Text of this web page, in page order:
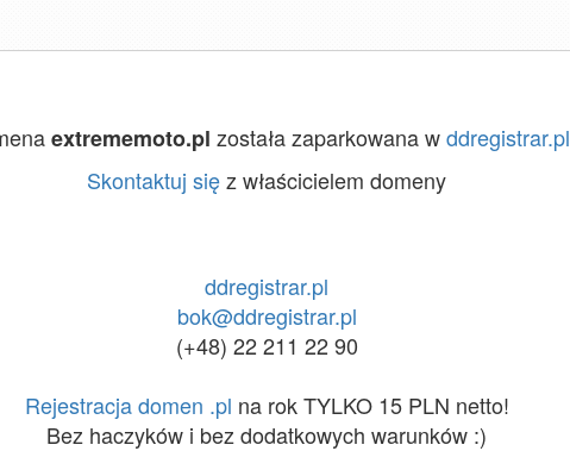
extrememoto.pl została zaparkowana wddregistrar.pl
Skontaktuj sięz właścicielem domeny
ddregistrar.pl
bok@ddregistrar.pl
(+48) 22 211 22 90
Rejestracja domen .pl na rok TYLKO 15 PLN netto!
Bez haczyków i bez dodatkowych warunków :)